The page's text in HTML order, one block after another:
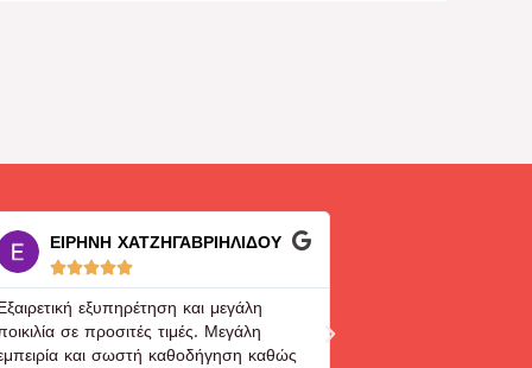
ΕΙΡΗΝΗ ΧΑΤΖΗΓΑΒΡΙΗΛΙΔΟΥ

εξυπηρέτηση και μεγάλη
σε προσιτές τιμές. Μεγάλη
και σωστή καθοδήγηση καθώς